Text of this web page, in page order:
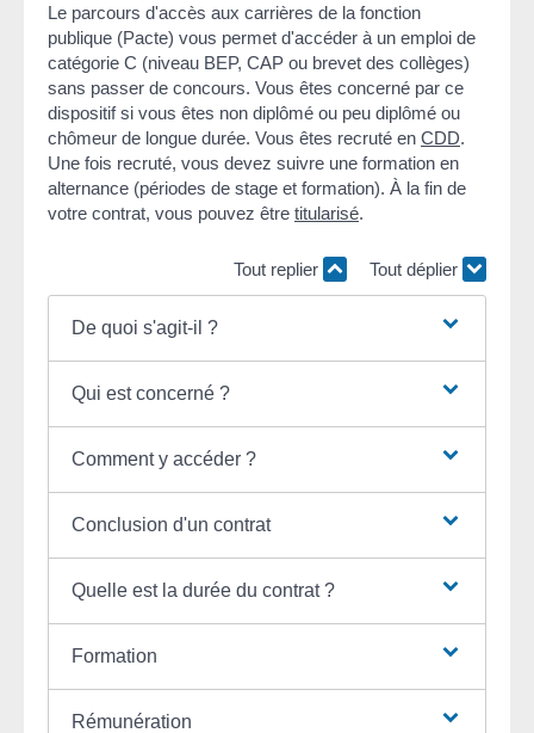
Le parcours d'accès aux carrières de la fonction
publique (Pacte) vous permet d'accéder à un emploi de
catégorie C (niveau BEP, CAP ou brevet des collèges)
sans passer de concours. Vous êtes concerné par ce
dispositif si vous êtes non diplômé ou peu diplômé ou
chômeur de longue durée. Vous êtes recruté en CDD.
Une fois recruté, vous devez suivre une formation en
alternance (périodes de stage et formation). À la fin de
votre contrat, vous pouvez être titularisé.
Tout replier Tout déplier
De quoi s'agit-il ?
Qui est concerné ?
Comment y accéder ?
Conclusion d'un contrat
Quelle est la durée du contrat ?
Formation
Rémunération